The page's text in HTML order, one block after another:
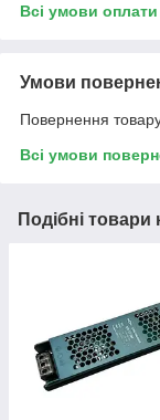
Всі умови оплати
Умови
Повернення
Всі умови
Подібні товари